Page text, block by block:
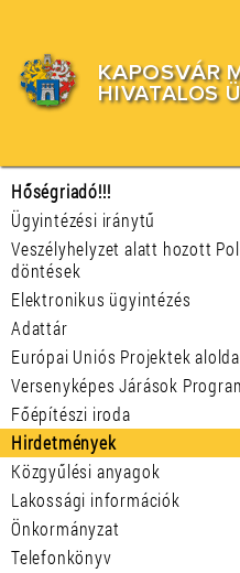
KAPOSVÁR
HIVATALOS
Hőségriadó!!!
Ügyintézési iránytű
Veszélyhelyzet alatt hozott
döntések
Elektronikus ügyintézés
Adattár
Európai Uniós Projektek
Versenyképes Járások
Főépítészi iroda
Hirdetmények
Közgyűlési anyagok
Lakossági információk
Önkormányzat
Telefonkönyv